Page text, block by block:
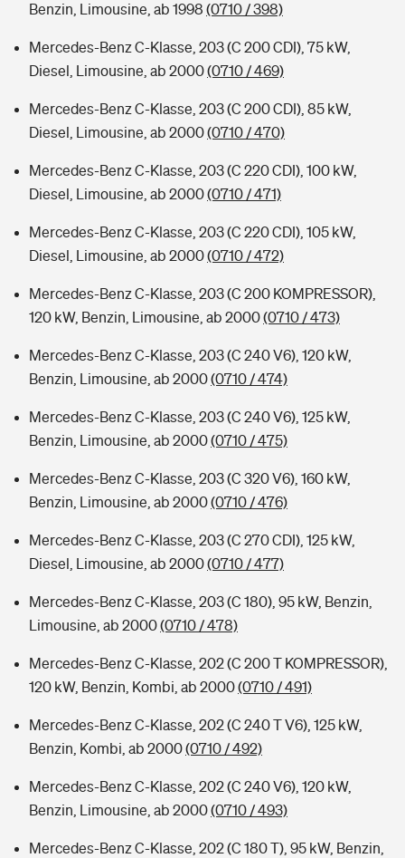
Benzin, Limousine, ab 1998 (0710 / 398)
Mercedes-Benz C-Klasse, 203 (C 200 CDI), 75 kW,
Diesel, Limousine, ab 2000(0710 / 469)
Mercedes-Benz C-Klasse, 203 (C 200 CDI), 85 kW,
Diesel, Limousine, ab 2000(0710 / 470)
Mercedes-Benz C-Klasse, 203 (C 220 CDI), 100 kW,
Diesel, Limousine, ab 2000(0710 / 471)
Mercedes-Benz C-Klasse, 203 (C 220 CDI), 105 kW,
Diesel, Limousine, ab 2000(0710 / 472)
Mercedes-Benz C-Klasse, 203 (C 200 KOMPRESSOR),
120 kW, Benzin, Limousine, ab 2000(0710 / 473)
Mercedes-Benz C-Klasse, 203 (C 240 V6), 120 kW,
Benzin, Limousine, ab 2000(0710 / 474)
Mercedes-Benz C-Klasse, 203 (C 240 V6), 125 kW,
Benzin, Limousine, ab 2000(0710 / 475)
Mercedes-Benz C-Klasse, 203 (C 320 V6), 160 kW,
Benzin, Limousine, ab 2000(0710 / 476)
Mercedes-Benz C-Klasse, 203 (C 270 CDI), 125 kW,
Diesel, Limousine, ab 2000(0710 / 477)
Mercedes-Benz C-Klasse, 203 (C 180), 95 kW, Benzin,
Limousine, ab 2000(0710 / 478)
Mercedes-Benz C-Klasse, 202 (C 200 T KOMPRESSOR),
120 kW, Benzin, Kombi, ab 2000(0710 / 491)
Mercedes-Benz C-Klasse, 202 (C 240 T V6), 125 kW,
Benzin, Kombi, ab 2000(0710 / 492)
Mercedes-Benz C-Klasse, 202 (C 240 V6), 120 kW,
Benzin, Limousine, ab 2000(0710 / 493)
Mercedes-Benz C-Klasse, 202 (C 180 T), 95 kW, Benzin,